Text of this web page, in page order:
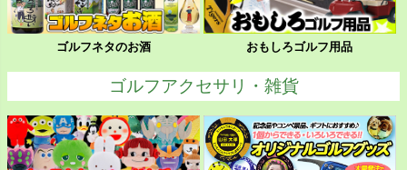
ゴルフネタのお酒 おもしろゴルフ用品
ゴルフアクセサリ・雑貨